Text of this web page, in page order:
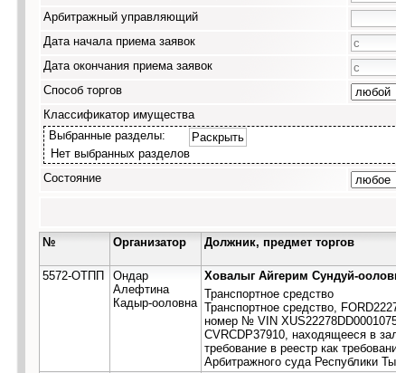
Арбитражный управляющий
Дата начала приема заявок
Дата окончания приема заявок
Способ торгов
Классификатор имущества
Выбранные разделы:
Раскрыть
Нет выбранных разделов
Состояние
№ Организатор Должник, предмет торгов
5572-ОТПП
Ондар
Алефтина
Кадыр-ооловна
Ховалыг Айгерим Сундуй-
Транспортное средство
Транспортное средство,
номер № VIN
CVRCDP37910, находящееся в
требование в реестр как
Арбитражного суда Республики